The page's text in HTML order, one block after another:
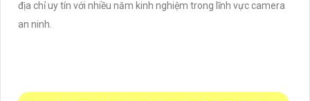
địa chỉ uy tín với nhiều năm kinh nghiệm trong lĩnh vực camera
an ninh.